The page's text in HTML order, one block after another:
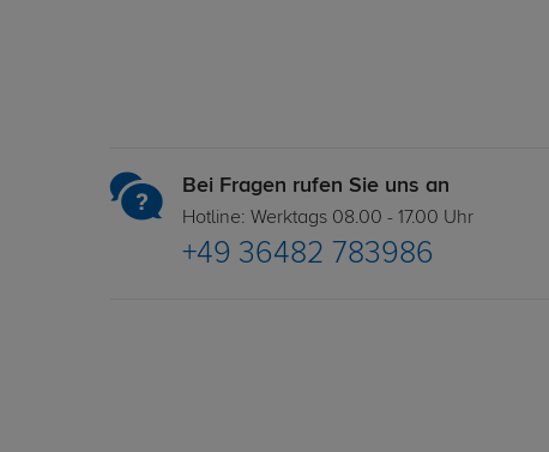
Bei Fragen rufen Sie uns an
Hotline: Werktags 08.00 - 17.00 Uhr
+49 36482 783986